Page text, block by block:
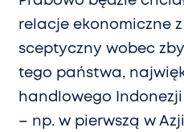
relacje ekonomiczne
sceptyczny wobec
tego państwa,
handlowego
– np. w pierwszą w